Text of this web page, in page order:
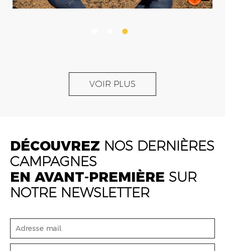
VOIR PLUS
DÉCOUVREZ NOS DERNIÈRES
CAMPAGNES
EN AVANT-PREMIÈRE SUR
NOTRE NEWSLETTER